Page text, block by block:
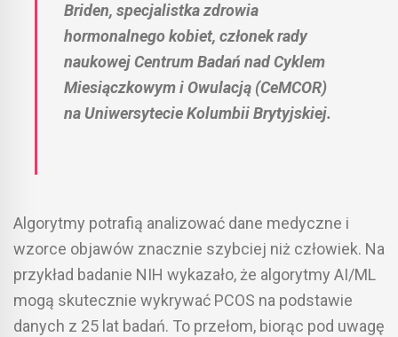
Briden, specjalistka zdrowia
hormonalnego kobiet, członek rady
naukowej Centrum Badań nad Cyklem
Miesiączkowym i Owulacją (CeMCOR)
na Uniwersytecie Kolumbii Brytyjskiej.
Algorytmy potrafią analizować dane medyczne i
wzorce objawów znacznie szybciej niż człowiek. Na
przykład badanie NIH wykazało, że algorytmy AI/ML
mogą skutecznie wykrywać PCOS na podstawie
danych z 25 lat badań. To przełom, biorąc pod uwagę